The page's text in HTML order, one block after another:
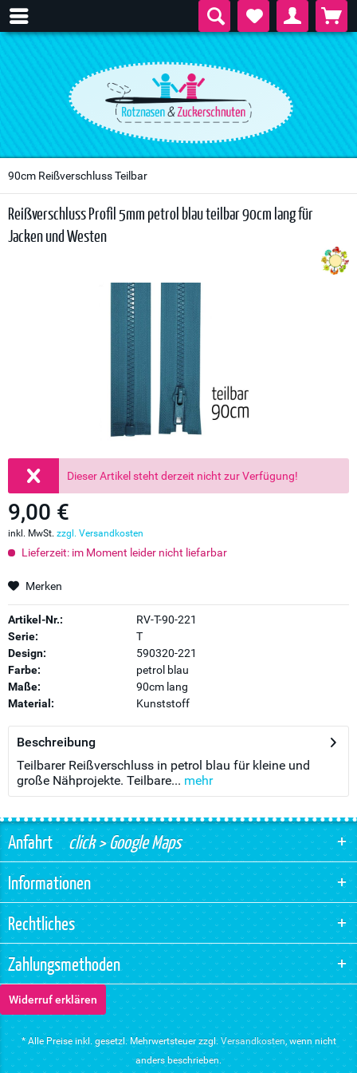
90cm Reißverschluss Teilbar
Reißverschluss Profil 5mm petrol blau teilbar 90cm lang für
Jacken und Westen
Dieser Artikel steht derzeit nicht zur Verfügung!
9,00 €
inkl. MwSt. zzgl. Versandkosten
Lieferzeit: im Moment leider nicht liefarbar
Merken
Artikel-Nr.:
RV-T-90-221
Serie:
T
Design:
590320-221
Farbe:
petrol blau
Maße:
90cm lang
Material:
Kunststoff
Beschreibung
Teilbarer Reißverschluss in petrol blau für kleine und
große Nähprojekte. Teilbare... mehr
Anfahrtclick > Google Maps
Informationen
Rechtliches
Zahlungsmethoden
Widerruf erklären
* Alle Preise inkl. gesetzl. Mehrwertsteuer zzgl. Versandkosten, wenn nicht
anders beschrieben.